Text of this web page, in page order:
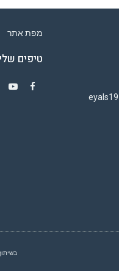
מפת אתר
טיפים